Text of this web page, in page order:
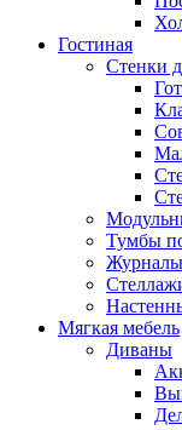
Гостиная
Стенки
Тумбы
Мягкая мебель
Диваны